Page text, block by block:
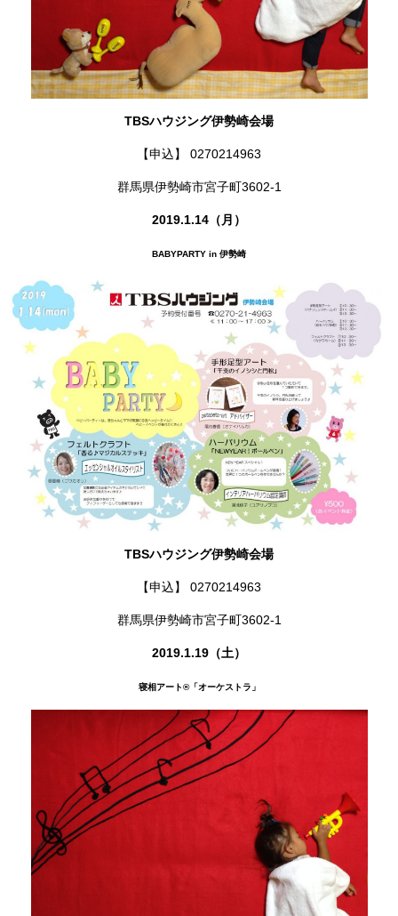
TBSハウジング伊勢崎会場
【申込】 0270214963
群馬県伊勢崎市宮子町3602-1
2019.1.14（月）
BABYPARTY in 伊勢崎
TBSハウジング伊勢崎会場
【申込】 0270214963
群馬県伊勢崎市宮子町3602-1
2019.1.19（土）
寝相アート®「オーケストラ」